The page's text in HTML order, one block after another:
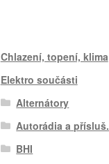
Chlazení, topení, klima
Elektro součásti
Alternátory
Autorádia a přísluš.
BHI